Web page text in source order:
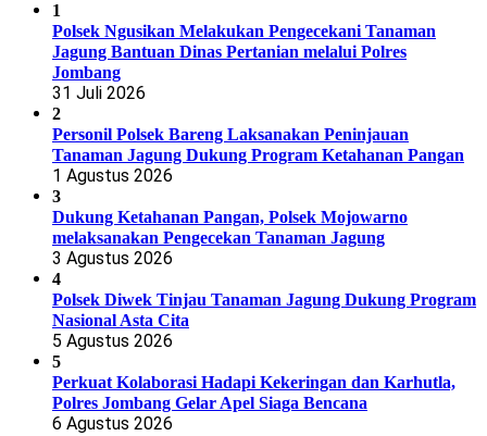
1
Polsek Ngusikan Melakukan Pengecekani Tanaman
Jagung Bantuan Dinas Pertanian melalui Polres
Jombang
31 Juli 2026
2
Personil Polsek Bareng Laksanakan Peninjauan
Tanaman Jagung Dukung Program Ketahanan Pangan
1 Agustus 2026
3
Dukung Ketahanan Pangan, Polsek Mojowarno
melaksanakan Pengecekan Tanaman Jagung
3 Agustus 2026
4
Polsek Diwek Tinjau Tanaman Jagung Dukung Program
Nasional Asta Cita
5 Agustus 2026
5
Perkuat Kolaborasi Hadapi Kekeringan dan Karhutla,
Polres Jombang Gelar Apel Siaga Bencana
6 Agustus 2026